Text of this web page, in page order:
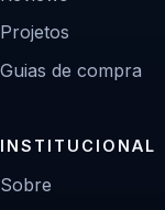
Projetos
Guias de compra
INSTITUCIONAL
Sobre